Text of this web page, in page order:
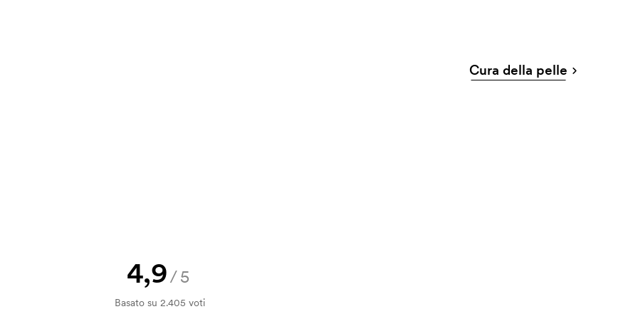
al momento della stampa.
da stampare. Se ripeti lo stesso
Cura della pelle
4,9/5
Basato su 2.405 voti